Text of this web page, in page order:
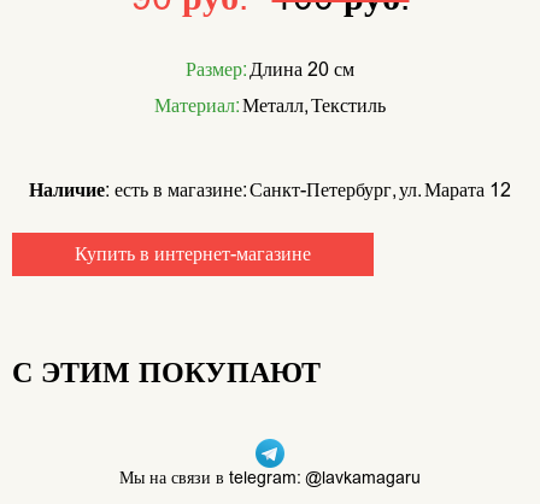
Размер:Длина 20 см
Материал:Металл, Текстиль
Наличие: есть в магазине: Санкт-Петербург, ул. Марата 12
Купить в интернет-магазине
С ЭТИМ ПОКУПАЮТ
Мы на связи в telegram: @lavkamagaru